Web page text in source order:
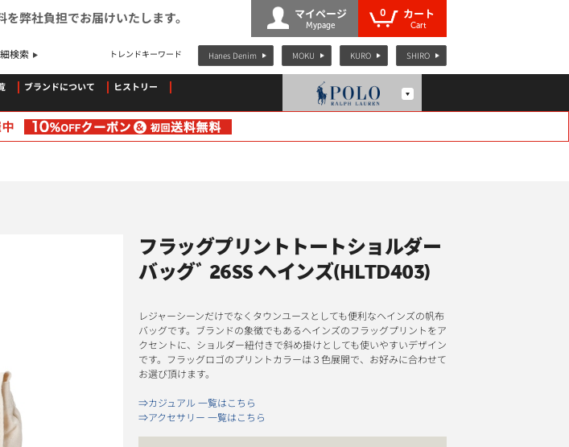
弊社負担でお届けいたします。 マイページ
Mypage
カート
Cart
0
検索 トレンドキーワード Hanes Denim MOKU KURO SHIRO
ブランドについて ヒストリー
フラッグプリントトートショルダー
バッグﾞ 26SS ヘインズ(HLTD403)
レジャーシーンだけでなくタウンユースとしても便利なヘインズの帆布
バッグです。ブランドの象徴でもあるヘインズのフラッグプリントをア
クセントに、ショルダー紐付きで斜め掛けとしても使いやすいデザイン
です。フラッグロゴのプリントカラーは３色展開で、お好みに合わせて
お選び頂けます。
⇒カジュアル 一覧はこちら
⇒アクセサリー 一覧はこちら